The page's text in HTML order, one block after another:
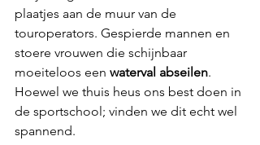
plaatjes aan de muur van de
touroperators. Gespierde mannen en
stoere vrouwen die schijnbaar
moeiteloos een waterval abseilen.
Hoewel we thuis heus ons best doen in
de sportschool; vinden we dit echt wel
spannend.